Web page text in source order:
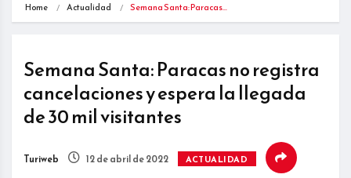
Home Actualidad Semana Santa: Paracas…
Semana Santa: Paracas no registra
cancelaciones y espera la llegada
de 30 mil visitantes
Turiweb 12 de abril de 2022 ACTUALIDAD